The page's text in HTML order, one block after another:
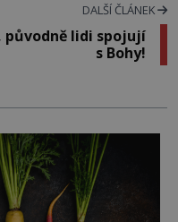
DALŠÍ ČLÁNEK
původně lidi spojují
s Bohy!